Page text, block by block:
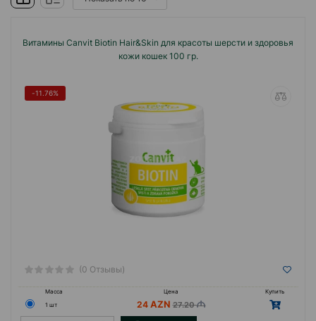
Витамины Canvit Biotin Hair&Skin для красоты шерсти и здоровья
кожи кошек 100 гр.
-11.76%
(0 Отзывы)
Масса Цена
Купить
1 шт
24 27.20